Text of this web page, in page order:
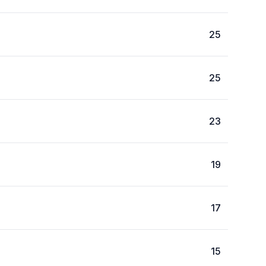
25
25
23
19
17
15